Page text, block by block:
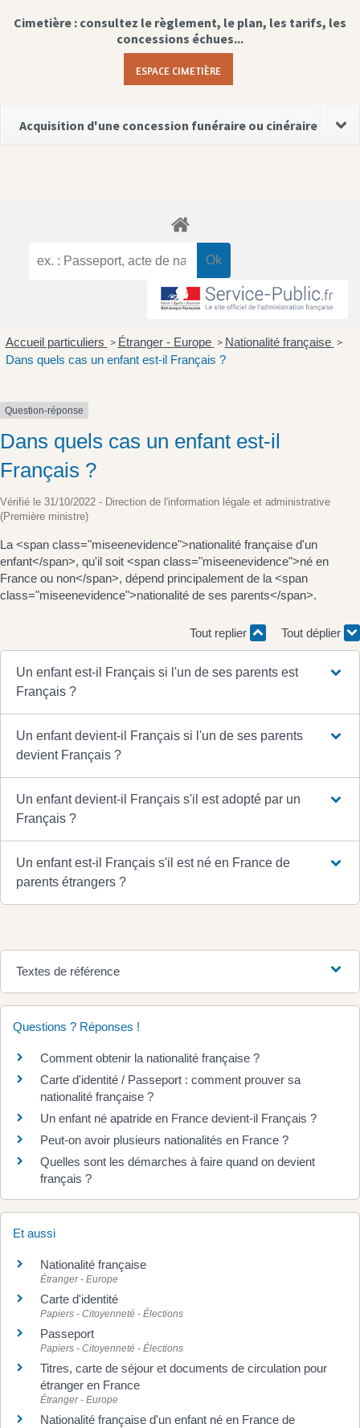
Cimetière : consultez le règlement, le plan, les tarifs, les
concessions échues...
ESPACE CIMETIÈRE
Acquisition d'une concession funéraire ou cinéraire
Accueil particuliers > Étranger - Europe > Nationalité française >
Dans quels cas un enfant est-il Français ?
Question-réponse
Dans quels cas un enfant est-il
Français ?
Vérifié le 31/10/2022 - Direction de l'information légale et administrative
(Première ministre)
La <span class="miseenevidence">nationalité française d'un
enfant</span>, qu'il soit <span class="miseenevidence">né en
France ou non</span>, dépend principalement de la <span
class="miseenevidence">nationalité de ses parents</span>.
Tout replier Tout déplier
Un enfant est-il Français si l'un de ses parents est
Français ?
Un enfant devient-il Français si l'un de ses parents
devient Français ?
Un enfant devient-il Français s'il est adopté par un
Français ?
Un enfant est-il Français s'il est né en France de
parents étrangers ?
Textes de référence
Questions ? Réponses !
Comment obtenir la nationalité française ?
Carte d'identité / Passeport : comment prouver sa
nationalité française ?
Un enfant né apatride en France devient-il Français ?
Peut-on avoir plusieurs nationalités en France ?
Quelles sont les démarches à faire quand on devient
français ?
Et aussi
Nationalité française
Étranger - Europe
Carte d'identité
Papiers - Citoyenneté - Élections
Passeport
Papiers - Citoyenneté - Élections
Titres, carte de séjour et documents de circulation pour
étranger en France
Étranger - Europe
Nationalité française d'un enfant né en France de